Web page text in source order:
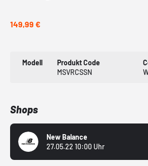
149,99 €
Modell
Produkt Code
MSVRCSSN
Shops
New Balance
27.05.22 10:00 Uhr